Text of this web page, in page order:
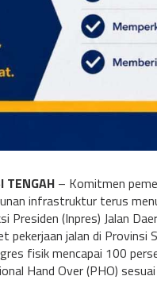
TENGAH– Komitmen
infrastruktur terus
Presiden (Inpres) Jalan
pekerjaan jalan di Provinsi
fisik mencapai 100
Hand Over (PHO)